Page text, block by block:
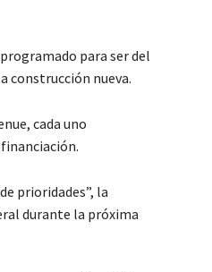
para ser del
construcción nueva.
cada uno
prioridades”, la
durante la próxima